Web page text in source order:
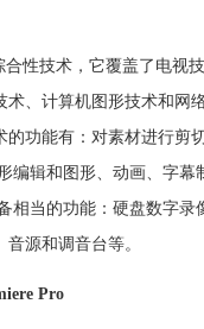
技术，它覆盖了电视
、计算机图形技术和网
功能有：对素材进行剪
编辑和图形、动画、字
相当的功能：硬盘数字
源和调音台等。
Pro